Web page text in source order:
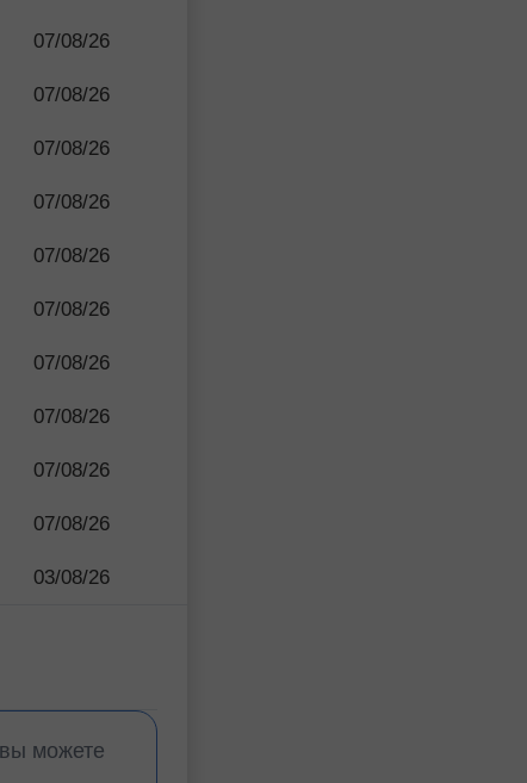
07/08/26
07/08/26
07/08/26
07/08/26
07/08/26
07/08/26
07/08/26
07/08/26
07/08/26
07/08/26
03/08/26
можете